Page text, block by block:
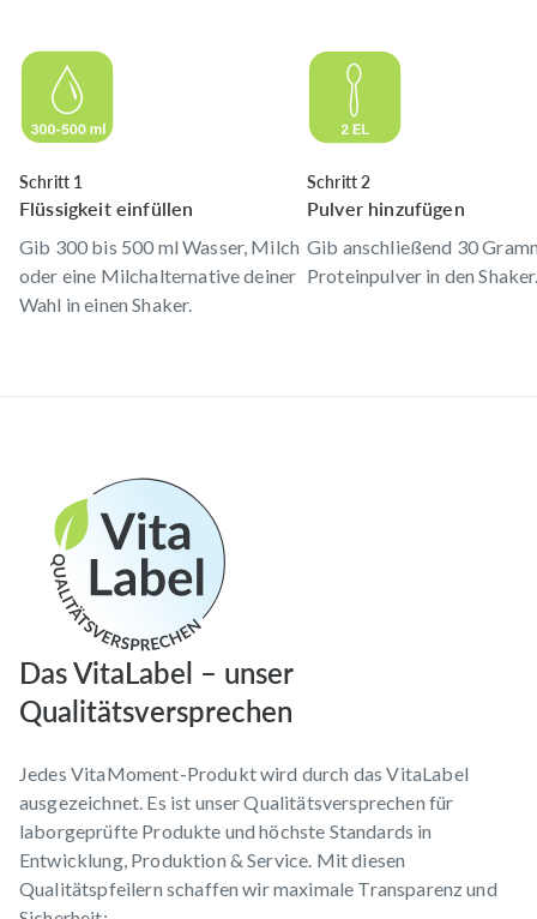
Schritt 1
Flüssigkeit einfüllen
Gib 300 bis 500 ml Wasser, Milch
oder eine Milchalternative deiner
Wahl in einen Shaker.
Schritt 2
Pulver hinzufügen
Gib anschließend 30
Proteinpulver in den
Das VitaLabel – unser
Qualitätsversprechen
Jedes VitaMoment-Produkt wird durch das VitaLabel
ausgezeichnet. Es ist unser Qualitätsversprechen für
laborgeprüfte Produkte und höchste Standards in
Entwicklung, Produktion & Service. Mit diesen
Qualitätspfeilern schaffen wir maximale Transparenz und